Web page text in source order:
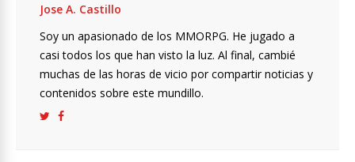
Jose A. Castillo
Soy un apasionado de los MMORPG. He jugado a
casi todos los que han visto la luz. Al final, cambié
muchas de las horas de vicio por compartir noticias y
contenidos sobre este mundillo.